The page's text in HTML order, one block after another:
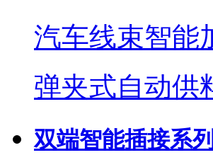
汽车线束智能
弹夹式自动供
双端智能插接系列